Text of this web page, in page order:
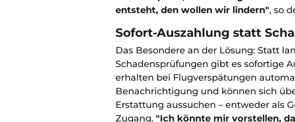
entsteht, den wollen wir lindern", so
Sofort-Auszahlung statt
Das Besondere an der Lösung: Statt
Schadensprüfungen gibt es sofortige
erhalten bei Flugverspätungen
Benachrichtigung und können sich
Erstattung aussuchen – entweder als
Zugang. "Ich könnte mir vorstellen,